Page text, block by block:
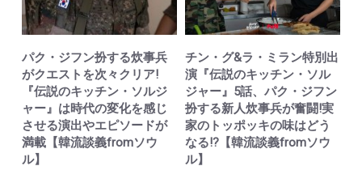
パク・ジフン扮する炊事兵
がクエストを次々クリア!
『伝説のキッチン・ソルジ
ャー』は時代の変化を感じ
させる演出やエピソードが
満載【韓流談義fromソウ
ル】
チン・グ&ラ・ミラン特別出
演『伝説のキッチン・ソル
ジャー』5話、パク・ジフン
扮する新人炊事兵が奮闘!実
家のトッポッキの味はどう
なる!?【韓流談義fromソウ
ル】